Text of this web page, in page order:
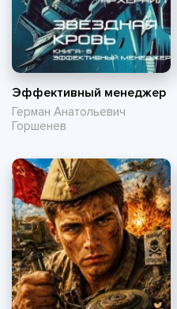
Эффективный менеджер
Герман Анатольевич
Горшенев